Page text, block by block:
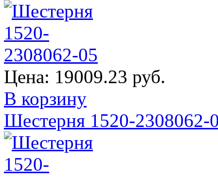
Цена: 19009.23 руб.
В корзину
Шестерня 1520-2308062-